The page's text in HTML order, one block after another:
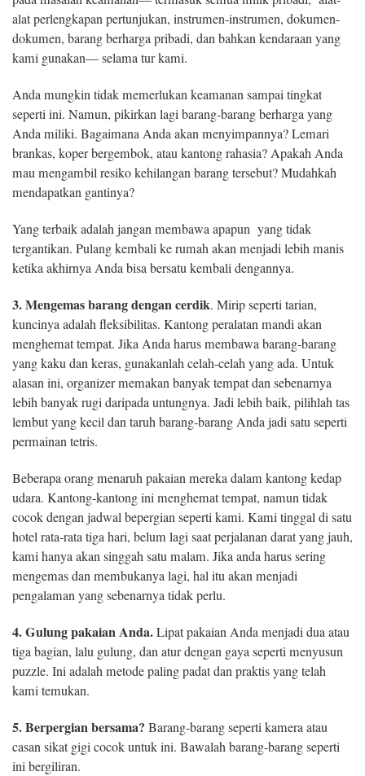
alat perlengkapan pertunjukan, instrumen-instrumen, dokumen-
dokumen, barang berharga pribadi, dan bahkan kendaraan yang
kami gunakan— selama tur kami.
Anda mungkin tidak memerlukan keamanan sampai tingkat
seperti ini. Namun, pikirkan lagi barang-barang berharga yang
Anda miliki. Bagaimana Anda akan menyimpannya? Lemari
brankas, koper bergembok, atau kantong rahasia? Apakah Anda
mau mengambil resiko kehilangan barang tersebut? Mudahkah
mendapatkan gantinya?
Yang terbaik adalah jangan membawa apapun yang tidak
tergantikan. Pulang kembali ke rumah akan menjadi lebih manis
ketika akhirnya Anda bisa bersatu kembali dengannya.
3. Mengemas barang dengan cerdik. Mirip seperti tarian,
kuncinya adalah fleksibilitas. Kantong peralatan mandi akan
menghemat tempat. Jika Anda harus membawa barang-barang
yang kaku dan keras, gunakanlah celah-celah yang ada. Untuk
alasan ini, organizer memakan banyak tempat dan sebenarnya
lebih banyak rugi daripada untungnya. Jadi lebih baik, pilihlah tas
lembut yang kecil dan taruh barang-barang Anda jadi satu seperti
permainan tetris.
Beberapa orang menaruh pakaian mereka dalam kantong kedap
udara. Kantong-kantong ini menghemat tempat, namun tidak
cocok dengan jadwal bepergian seperti kami. Kami tinggal di satu
hotel rata-rata tiga hari, belum lagi saat perjalanan darat yang jauh,
kami hanya akan singgah satu malam. Jika anda harus sering
mengemas dan membukanya lagi, hal itu akan menjadi
pengalaman yang sebenarnya tidak perlu.
4. Gulung pakaian Anda.Lipat pakaian Anda menjadi dua atau
tiga bagian, lalu gulung, dan atur dengan gaya seperti menyusun
puzzle. Ini adalah metode paling padat dan praktis yang telah
kami temukan.
5. Berpergian bersama? Barang-barang seperti kamera atau
casan sikat gigi cocok untuk ini. Bawalah barang-barang seperti
ini bergiliran.